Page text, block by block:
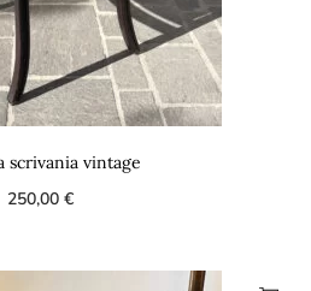
scrivania vintage
250,00€